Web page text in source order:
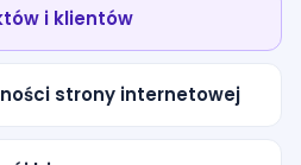
i klientów
strony internetowej